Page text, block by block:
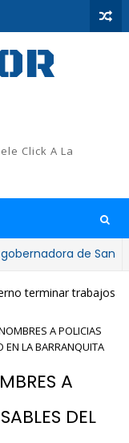
Click A La
de San Cristóbal,
terminar trabajos
A POLICIAS
EN LA BARRANQUITA
A
DEL